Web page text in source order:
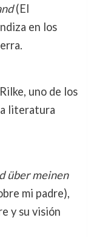
(El
en los
uno de los
literatura
über meinen
mi padre),
y su visión